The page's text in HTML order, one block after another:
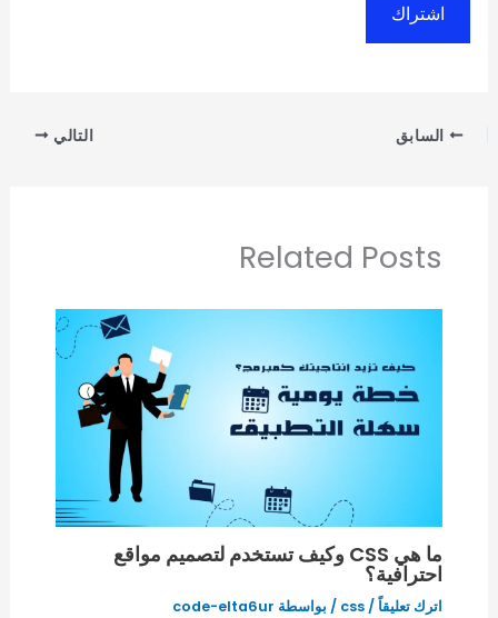
اشتراك
السابق التالي
Related Posts
ما هي CSS وكيف تستخدم لتصميم مواقع
احترافية؟
اترك تعليقاً/
css / بواسطة code-elta6ur